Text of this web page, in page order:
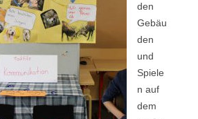
den
Gebäu
den
und
Spiele
n auf
dem